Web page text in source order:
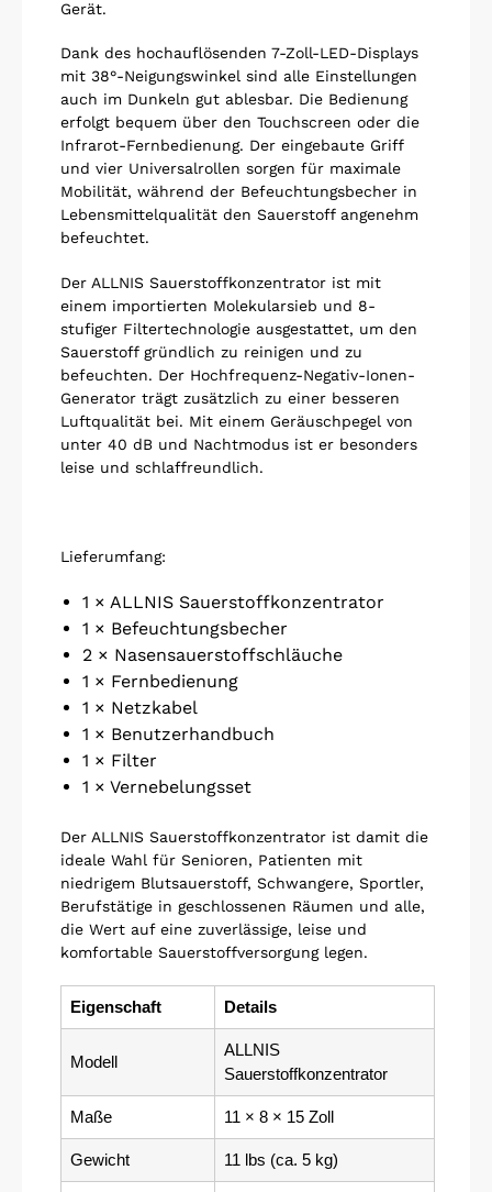
Gerät.
Dank des hochauflösenden 7-Zoll-LED-Displays
mit 38°-Neigungswinkel sind alle Einstellungen
auch im Dunkeln gut ablesbar. Die Bedienung
erfolgt bequem über den Touchscreen oder die
Infrarot-Fernbedienung. Der eingebaute Griff
und vier Universalrollen sorgen für maximale
Mobilität, während der Befeuchtungsbecher in
Lebensmittelqualität den Sauerstoff angenehm
befeuchtet.
Der ALLNIS Sauerstoffkonzentrator ist mit
einem importierten Molekularsieb und 8-
stufiger Filtertechnologie ausgestattet, um den
Sauerstoff gründlich zu reinigen und zu
befeuchten. Der Hochfrequenz-Negativ-Ionen-
Generator trägt zusätzlich zu einer besseren
Luftqualität bei. Mit einem Geräuschpegel von
unter 40 dB und Nachtmodus ist er besonders
leise und schlaffreundlich.
Lieferumfang:
1 × ALLNIS Sauerstoffkonzentrator
1 × Befeuchtungsbecher
2 × Nasensauerstoffschläuche
1 × Fernbedienung
1 × Netzkabel
1 × Benutzerhandbuch
1 × Filter
1 × Vernebelungsset
Der ALLNIS Sauerstoffkonzentrator ist damit die
ideale Wahl für Senioren, Patienten mit
niedrigem Blutsauerstoff, Schwangere, Sportler,
Berufstätige in geschlossenen Räumen und alle,
die Wert auf eine zuverlässige, leise und
komfortable Sauerstoffversorgung legen.
Eigenschaft Details
Modell
ALLNIS
Sauerstoffkonzentrator
Maße 11 × 8 × 15 Zoll
Gewicht 11 lbs (ca. 5 kg)